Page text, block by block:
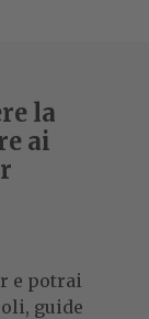
la
ai
e potrai
guide